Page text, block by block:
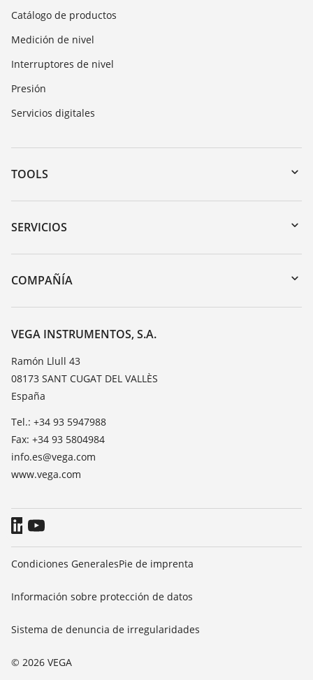
Catálogo de productos
Medición de nivel
Interruptores de nivel
Presión
Servicios digitales
TOOLS
Zona de descarga
Búsqueda por número de serie
DTM Collection/PACTware
SERVICIOS
Devolución de instrumentos
Cursos de formacion
Lista de resistencias
TeamViewer
COMPAÑÍA
Acerca de VEGA
Contacto
Notícias
Prensa
Blog
VEGA INSTRUMENTOS, S.A.
Ramón Llull 43
08173 SANT CUGAT DEL VALLÈS
España
Tel.: +34 93 5947988
Fax: +34 93 5804984
info.es@vega.com
www.vega.com
© 2026 VEGA
Condiciones GeneralesPie de imprenta
Información sobre protección de datos
Sistema de denuncia de irregularidades